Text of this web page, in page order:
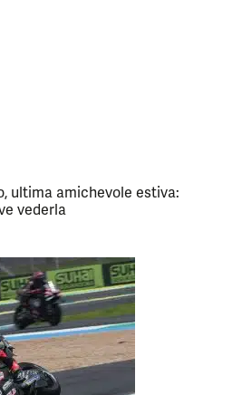
ultima amichevole estiva:
vederla